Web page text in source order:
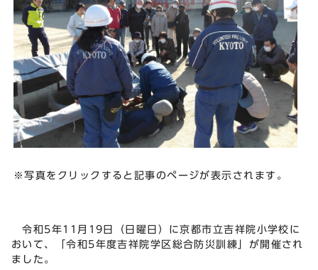
※写真をクリックすると記事のページが表示されます。
令和5年11月19日（日曜日）に京都市立吉祥院小学校に
おいて、「令和5年度吉祥院学区総合防災訓練」が開催され
ました。